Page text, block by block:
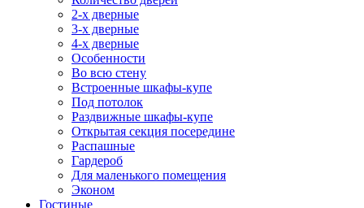
2-х дверные
3-х дверные
4-х дверные
Особенности
Во всю стену
Встроенные шкафы-купе
Под потолок
Раздвижные шкафы-купе
Открытая секция посередине
Распашные
Гардероб
Для маленького помещения
Эконом
Гостиные